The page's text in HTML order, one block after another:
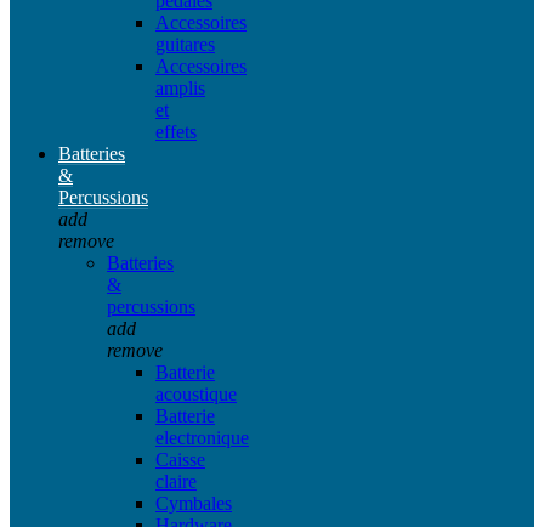
Accessoires
guitares
Accessoires
amplis
et
effets
Batteries
&
Percussions
add
remove
Batteries
&
percussions
add
remove
Batterie
acoustique
Batterie
electronique
Caisse
claire
Cymbales